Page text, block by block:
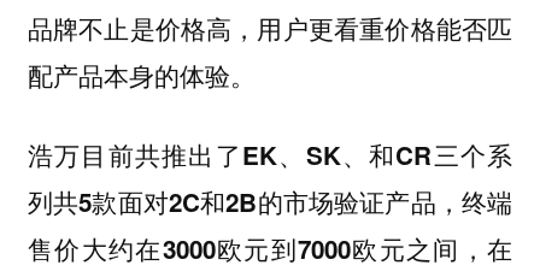
品牌不止是价格高，用户更看重价格能否匹
配产品本身的体验。
浩万目前共推出了EK、SK、和CR三个系
列共5款面对2C和2B的市场验证产品，终端
售价大约在3000欧元到7000欧元之间，在